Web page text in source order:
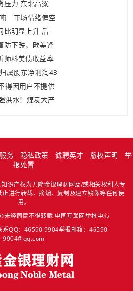
压力 东北高粱
市场情绪偏空
比明显上升 后
防下跌，欧美逢
师料美债收益率
属股东净利润43
得因用户不提供
洪水！煤炭大产
务 隐私政策 诚聘英才 版权声明
举
报处置
识产权为万隆金银理财网及/或相关权利人专
进行转载、摘编、复制及建立镜像等任何使
用。
未经同意不得转载 中国互联网举报中心
系QQ：46590 9904举报邮箱：46590
9904@qq.com